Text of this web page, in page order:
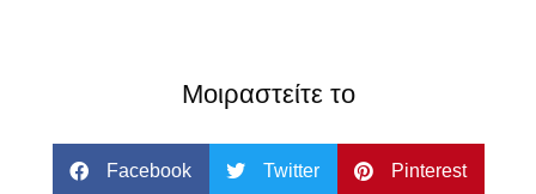
Μοιραστείτε το
Facebook Twitter Pinterest